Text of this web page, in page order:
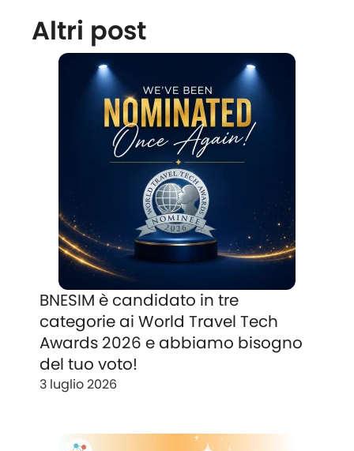
Altri post
BNESIM è candidato in tre
categorie ai World Travel Tech
Awards 2026 e abbiamo bisogno
del tuo voto!
3 luglio 2026